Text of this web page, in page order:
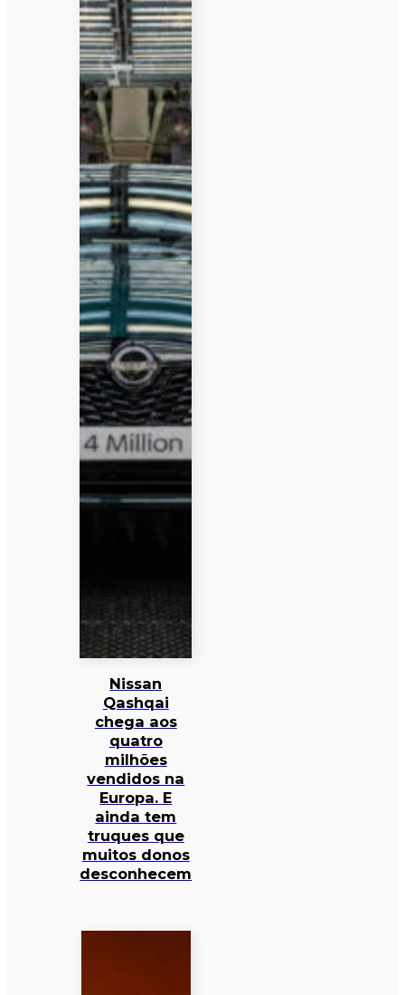
Nissan
Qashqai
chega aos
quatro
milhões
vendidos na
Europa. E
ainda tem
truques que
muitos donos
desconhecem